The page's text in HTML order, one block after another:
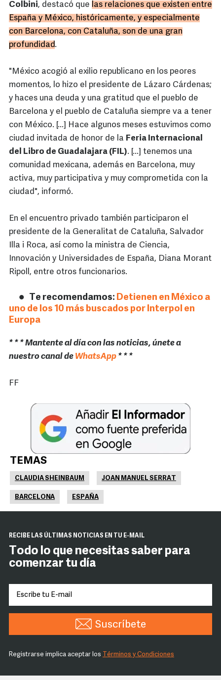
Colbini, destacó que las relaciones que existen entre
España y México, históricamente, y especialmente
con Barcelona, con Cataluña, son de una gran
profundidad.
"México acogió al exilio republicano en los peores
momentos, lo hizo el presidente de Lázaro Cárdenas;
y haces una deuda y una gratitud que el pueblo de
Barcelona y el pueblo de Cataluña siempre va a tener
con México. [...] Hace algunos meses estuvimos como
ciudad invitada de honor de la Feria Internacional
del Libro de Guadalajara (FIL). [...] tenemos una
comunidad mexicana, además en Barcelona, muy
activa, muy participativa y muy comprometida con la
ciudad", informó.
En el encuentro privado también participaron el
presidente de la Generalitat de Cataluña, Salvador
Illa i Roca, así como la ministra de Ciencia,
Innovación y Universidades de España, Diana Morant
Ripoll, entre otros funcionarios.
Te recomendamos: Detienen en México a
uno de los 10 más buscados por Interpol en
Europa
* * * Mantente al día con las noticias, únete a
nuestro canal de WhatsApp * * *
FF
TEMAS
CLAUDIA SHEINBAUM JOAN MANUEL SERRAT
BARCELONA ESPAÑA
RECIBE LAS ÚLTIMAS NOTICIAS EN TU E-MAIL
Todo lo que necesitas saber para
comenzar tu día
Suscríbete
Registrarse implica aceptar los Términos y Condiciones